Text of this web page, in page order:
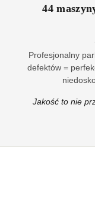
44
Profesjonalny
defektów =
Jakość to nie